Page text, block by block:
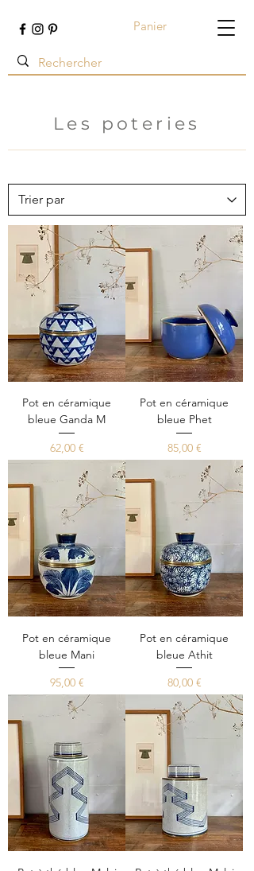
Panier
Les poteries
Pot en céramique
bleue Ganda M
Prix
62,00 €
Pot en céramique
bleue Phet
Prix
85,00 €
Pot en céramique
bleue Mani
Prix
95,00 €
Pot en céramique
bleue Athit
Prix
80,00 €